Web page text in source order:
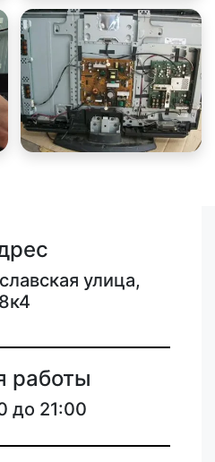
улица,
8к4
работы
до 21:00